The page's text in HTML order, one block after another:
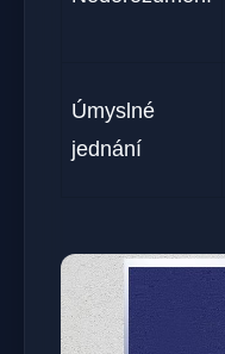
Úmyslné
jednání